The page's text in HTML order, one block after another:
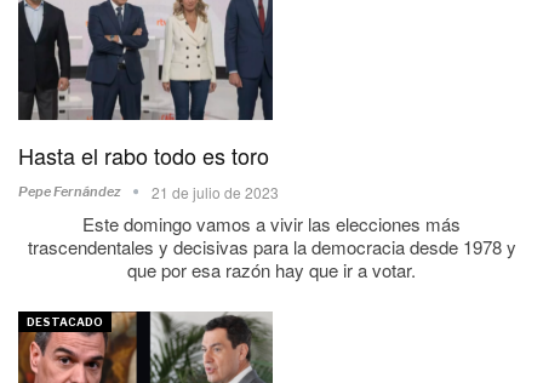
Hasta el rabo todo es toro
Pepe Fernández 21 de julio de 2023
Este domingo vamos a vivir las elecciones más
trascendentales y decisivas para la democracia desde 1978 y
que por esa razón hay que ir a votar.
DESTACADO